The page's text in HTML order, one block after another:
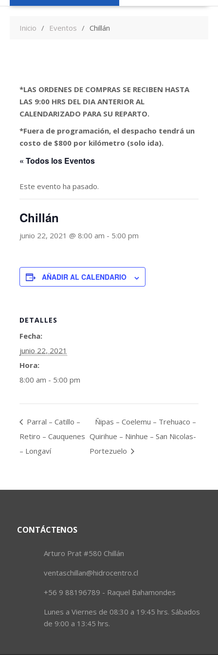
Inicio Eventos Chillán
*LAS ORDENES DE COMPRAS SE RECIBEN HASTA
LAS 9:00 HRS DEL DIA ANTERIOR AL
CALENDARIZADO PARA SU REPARTO.
*Fuera de programación, el despacho tendrá un
costo de $800 por kilómetro (solo ida).
« Todos los Eventos
Este evento ha pasado.
Chillán
junio 22, 2021 @ 8:00 am - 5:00 pm
AÑADIR AL CALENDARIO
DETALLES
Fecha:
junio 22, 2021
Hora:
8:00 am - 5:00 pm
Parral – Catillo –
Retiro – Cauquenes
– Longaví
Ñipas – Coelemu – Trehuaco –
Quirihue – Ninhue – San Nicolas-
Portezuelo
CONTÁCTENOS
Arturo Prat #580 Chillán
ventaschillan@hidrocentro.cl
+56 9 88196789 - Raquel Bahamondes
Lunes a Viernes de 08:30 a 19:45 hrs. Sábados
de 9:00 a 13:45 hrs.